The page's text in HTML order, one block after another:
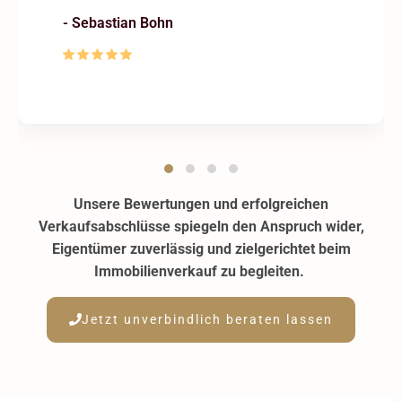
- Sebastian Bohn
Unsere Bewertungen und erfolgreichen
Verkaufsabschlüsse spiegeln den Anspruch wider,
Eigentümer zuverlässig und zielgerichtet beim
Immobilienverkauf zu begleiten.
Jetzt unverbindlich beraten lassen